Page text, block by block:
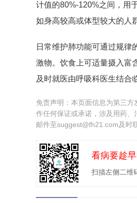
计值的80%-120%之间，用
如身高较高或体型较大的人
日常维护肺功能可通过规律
激物。饮食上可适量摄入富
及时就医由呼吸科医生结合
免责声明：本页面信息为第三
作任何保证或承诺，涉及用药
邮件至suggest@fh21.com及时
看病要趁
扫描左侧二维